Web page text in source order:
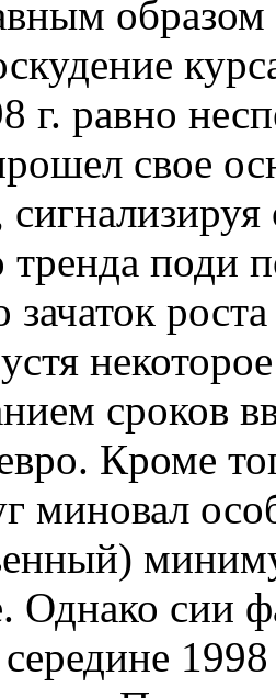
г. равно
свое
тренда поди
сроков
Кроме
миновал
сии